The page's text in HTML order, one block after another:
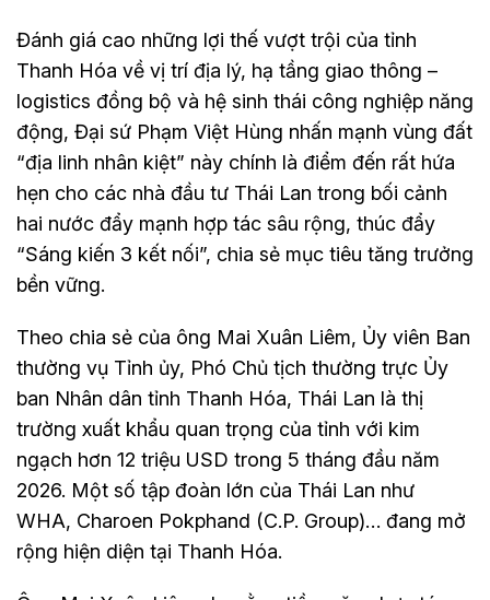
Đánh giá cao những lợi thế vượt trội của tỉnh
Thanh Hóa về vị trí địa lý, hạ tầng giao thông –
logistics đồng bộ và hệ sinh thái công nghiệp năng
động, Đại sứ Phạm Việt Hùng nhấn mạnh vùng đất
“địa linh nhân kiệt” này chính là điểm đến rất hứa
hẹn cho các nhà đầu tư Thái Lan trong bối cảnh
hai nước đẩy mạnh hợp tác sâu rộng, thúc đẩy
“Sáng kiến 3 kết nối”, chia sẻ mục tiêu tăng trưởng
bền vững.
Theo chia sẻ của ông Mai Xuân Liêm, Ủy viên Ban
thường vụ Tỉnh ủy, Phó Chủ tịch thường trực Ủy
ban Nhân dân tỉnh Thanh Hóa, Thái Lan là thị
trường xuất khẩu quan trọng của tỉnh với kim
ngạch hơn 12 triệu USD trong 5 tháng đầu năm
2026. Một số tập đoàn lớn của Thái Lan như
WHA, Charoen Pokphand (C.P. Group)… đang mở
rộng hiện diện tại Thanh Hóa.